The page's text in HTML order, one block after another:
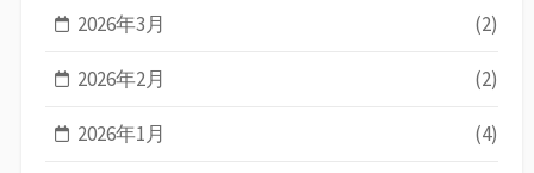
2026年3月 (2)
2026年2月 (2)
2026年1月 (4)